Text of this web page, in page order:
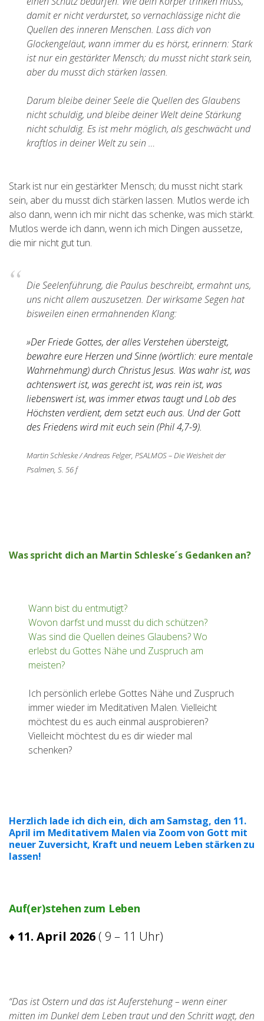
damit er nicht verdurstet, so vernachlässige nicht die
Quellen des inneren Menschen. Lass dich von
Glockengeläut, wann immer du es hörst, erinnern: Stark
ist nur ein gestärkter Mensch; du musst nicht stark sein,
aber du musst dich stärken lassen.
Darum bleibe deiner Seele die Quellen des Glaubens
nicht schuldig, und bleibe deiner Welt deine Stärkung
nicht schuldig. Es ist mehr möglich, als geschwächt und
kraftlos in deiner Welt zu sein …
Stark ist nur ein gestärkter Mensch; du musst nicht stark
sein, aber du musst dich stärken lassen. Mutlos werde ich
also dann, wenn ich mir nicht das schenke, was mich stärkt.
Mutlos werde ich dann, wenn ich mich Dingen aussetze,
die mir nicht gut tun.
Die Seelenführung, die Paulus beschreibt, ermahnt uns,
uns nicht allem auszusetzen. Der wirksame Segen hat
bisweilen einen ermahnenden Klang:
»Der Friede Gottes, der alles Verstehen übersteigt,
bewahre eure Herzen und Sinne (wörtlich: eure mentale
Wahrnehmung) durch Christus Jesus. Was wahr ist, was
achtenswert ist, was gerecht ist, was rein ist, was
liebenswert ist, was immer etwas taugt und Lob des
Höchsten verdient, dem setzt euch aus. Und der Gott
des Friedens wird mit euch sein (Phil 4,7-9).
Martin Schleske / Andreas Felger, PSALMOS – Die Weisheit der
Psalmen, S. 56 f
Was spricht dich an Martin Schleske´s Gedanken an?
Wann bist du entmutigt?
Wovon darfst und musst du dich schützen?
Was sind die Quellen deines Glaubens? Wo
erlebst du Gottes Nähe und Zuspruch am
meisten?
Ich persönlich erlebe Gottes Nähe und Zuspruch
immer wieder im Meditativen Malen. Vielleicht
möchtest du es auch einmal ausprobieren?
Vielleicht möchtest du es dir wieder mal
schenken?
Herzlich lade ich dich ein, dich am Samstag, den 11.
April im Meditativem Malen via Zoom von Gott mit
neuer Zuversicht, Kraft und neuem Leben stärken zu
lassen!
Auf(er)stehen zum Leben
♦ 11. April 2026 ( 9 – 11 Uhr)
“Das ist Ostern und das ist Auferstehung – wenn einer
mitten im Dunkel dem Leben traut und den Schritt wagt, den